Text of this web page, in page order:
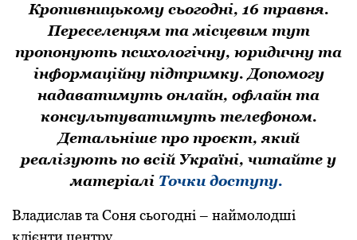
Кропивницькому сьогодні, 16 травня.
Переселенцям та місцевим тут
пропонують психологічну, юридичну та
інформаційну підтримку. Допомогу
надаватимуть онлайн, офлайн та
консультуватимуть телефоном.
Детальніше про проєкт, який
реалізують по всій Україні, читайте у
матеріалі Точки доступу.
Владислав та Соня сьогодні – наймолодші
клієнти центру.